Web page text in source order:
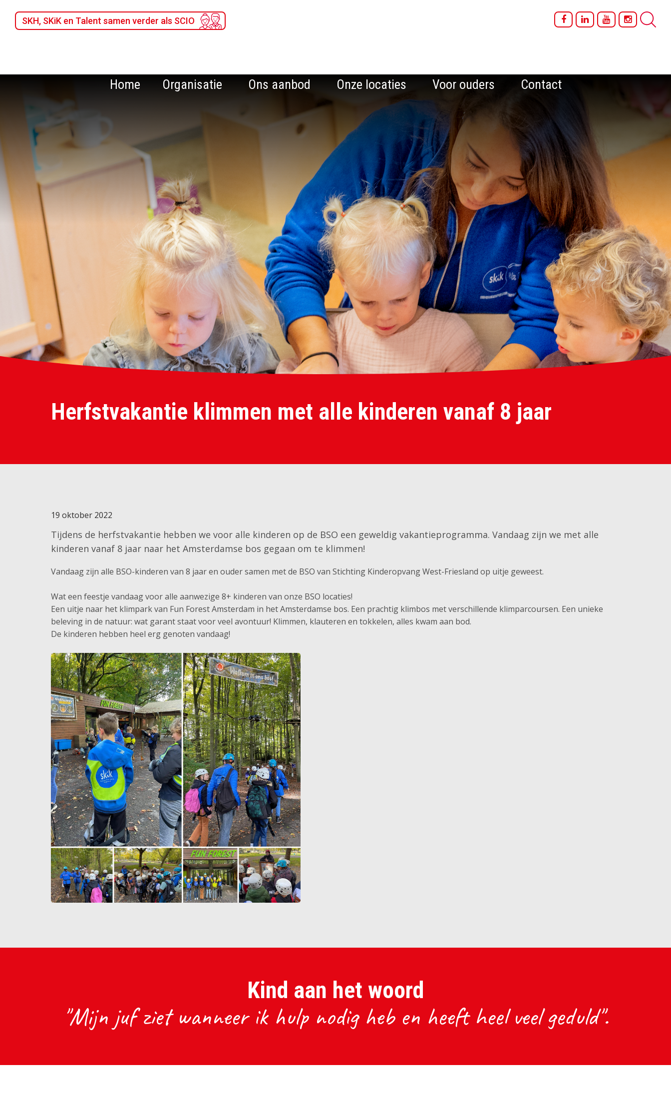
SKH, SKiK en Talent samen verder als SCIO
Home Organisatie Ons aanbod Onze locaties Voor ouders Contact
Herfstvakantie klimmen met alle kinderen vanaf 8 jaar
19 oktober 2022
Tijdens de herfstvakantie hebben we voor alle kinderen op de BSO een geweldig vakantieprogramma. Vandaag zijn we met alle
kinderen vanaf 8 jaar naar het Amsterdamse bos gegaan om te klimmen!
Vandaag zijn alle BSO-kinderen van 8 jaar en ouder samen met de BSO van Stichting Kinderopvang West-Friesland op uitje geweest.
Wat een feestje vandaag voor alle aanwezige 8+ kinderen van onze BSO locaties!
Een uitje naar het klimpark van Fun Forest Amsterdam in het Amsterdamse bos. Een prachtig klimbos met verschillende klimparcoursen. Een unieke
beleving in de natuur: wat garant staat voor veel avontuur! Klimmen, klauteren en tokkelen, alles kwam aan bod.
De kinderen hebben heel erg genoten vandaag!
Kind aan het woord
"Mijn juf ziet wanneer ik hulp nodig heb en heeft heel veel geduld".